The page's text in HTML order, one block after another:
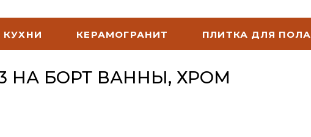
КУХНИ КЕРАМОГРАНИТ ПЛИТКА ДЛЯ ПОЛА
НА БОРТ ВАННЫ, ХРОМ